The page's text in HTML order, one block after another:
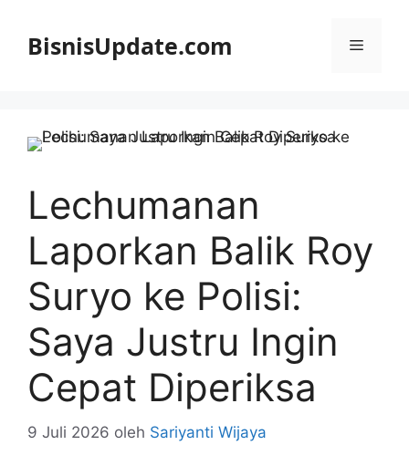
BisnisUpdate.com Menu
Lechumanan
Laporkan Balik Roy
Suryo ke Polisi:
Saya Justru Ingin
Cepat Diperiksa
9 Juli 2026 oleh Sariyanti Wijaya